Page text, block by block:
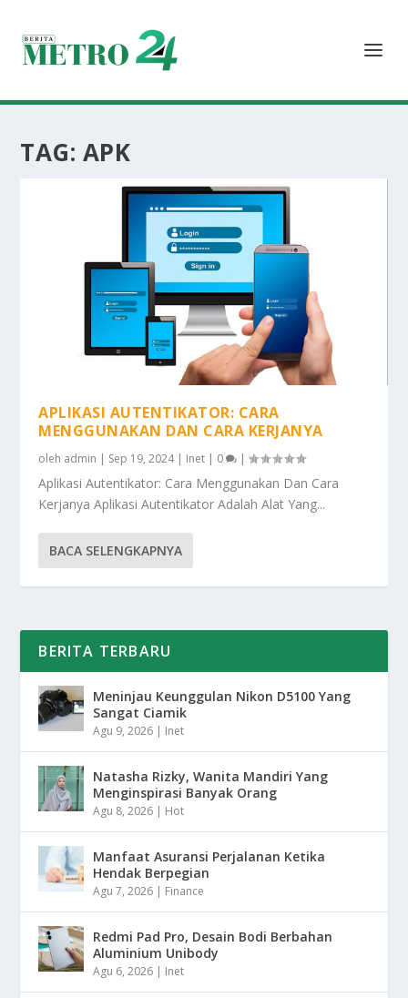
TAG: APK
APLIKASI AUTENTIKATOR: CARA
MENGGUNAKAN DAN CARA KERJANYA
oleh admin | Sep 19, 2024| Inet | 0 |
Aplikasi Autentikator: Cara Menggunakan Dan Cara
Kerjanya Aplikasi Autentikator Adalah Alat Yang...
BACA SELENGKAPNYA
BERITA TERBARU
Meninjau Keunggulan Nikon D5100 Yang
Sangat Ciamik
Agu 9, 2026 | Inet
Natasha Rizky, Wanita Mandiri Yang
Menginspirasi Banyak Orang
Agu 8, 2026 | Hot
Manfaat Asuransi Perjalanan Ketika
Hendak Berpegian
Agu 7, 2026 | Finance
Redmi Pad Pro, Desain Bodi Berbahan
Aluminium Unibody
Agu 6, 2026 | Inet